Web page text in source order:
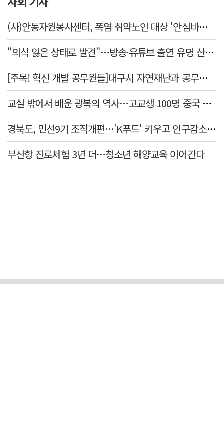
(사)안동자원봉사센터, 폭염 취약노인 대상 '안심바람 선풍기' 지원
"의식 잃은 상태로 발견"…방송·유튜브 출연 유명 산부인과 의사, '프로포폴 셀프 투약'
[주목! 혁신 개발 공무원들]대구시 자연재난과 공무원들, 전국 최초 하천계곡 불법점용 관리시스템 제작
교실 밖에서 배운 광복의 역사…고교생 100명 중국 탐방
경북도, 민선9기 조직개편…'K푸드' 키우고 인구감소 대응 강화
부산항 진로체험 3년 더…청소년 해양교육 이어간다